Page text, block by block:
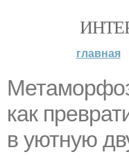
главная
как
в уютную